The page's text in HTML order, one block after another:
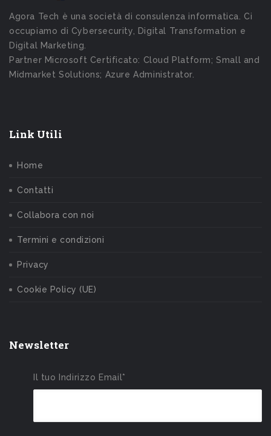
Agora Tech è una società di consulenza informatica. Ci
occupiamo di Cybersecurity, Digital Transformation e
Digital Marketing.
Partner Microsoft Certificato: Cloud Platform; Small and
Midmarket Solutions; Azure Administrator.
Link Utili
Home
Contatti
Collabora con noi
Termini e condizioni
Privacy
Cookie Policy (UE)
Newsletter
Il tuo Indirizzo Email*